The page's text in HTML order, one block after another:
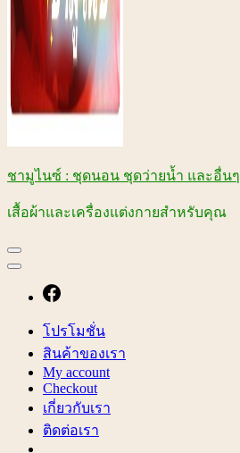
ชามูไนซ์ : ชุดนอน ชุดว่ายน้ำ และอื่นๆ
เสื้อผ้าและเครื่องแต่งกายสำหรับคุณ
โปรโมชั่น
สินค้าของเรา
My account
Checkout
เกี่ยวกับเรา
ติดต่อเรา